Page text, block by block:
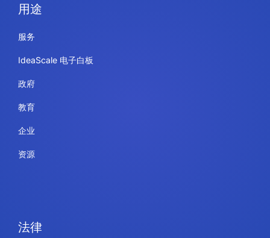
用途
服务
IdeaScale 电子白板
政府
教育
企业
资源
法律